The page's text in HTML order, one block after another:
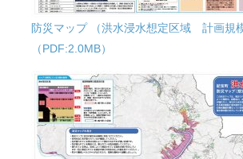
防災マップ （洪水浸水想定区域 計画規模
（PDF:2.0MB）